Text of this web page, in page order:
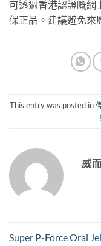
可透過香港認證嘅網
保正品。建議避免來
This entry was posted in
威
Super P-Force Oral